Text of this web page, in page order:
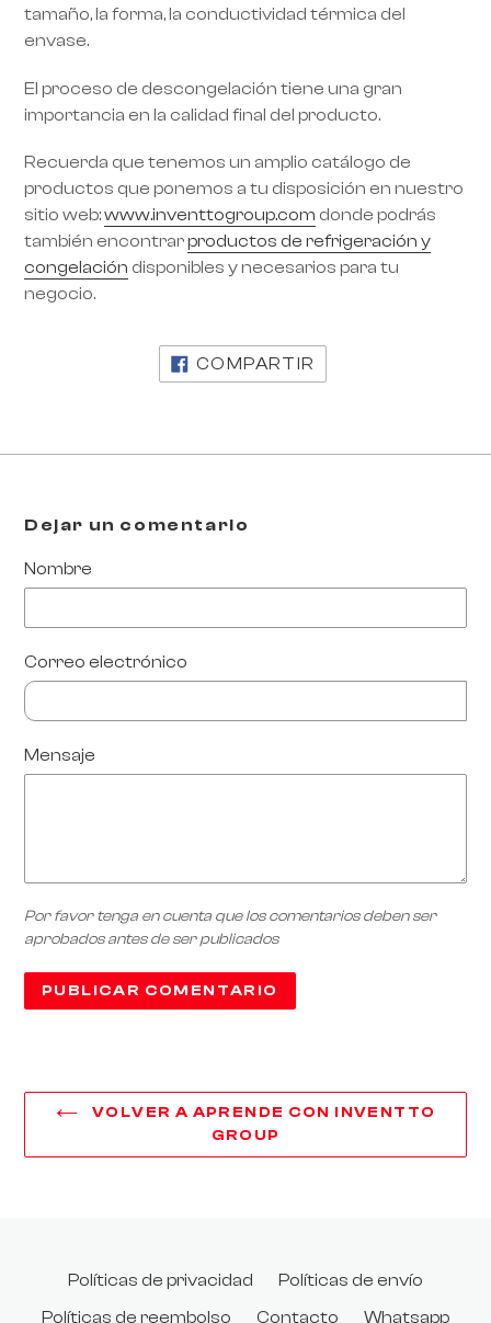
tamaño, la forma, la conductividad térmica del
envase.
El proceso de descongelación tiene una gran
importancia en la calidad final del producto.
Recuerda que tenemos un amplio catálogo de
productos que ponemos a tu disposición en nuestro
sitio web:www.inventtogroup.com donde podrás
también encontrarproductos de refrigeración y
congelación disponibles y necesarios para tu
negocio.
COMPARTIR
EN
Dejar un comentario
Nombre
Correo electrónico
Mensaje
Por favor tenga en cuenta que los comentarios deben ser
aprobados antes de ser publicados
VOLVER A APRENDE CON INVENTTO
GROUP
Políticas de privacidad
Políticas de envío
Políticas de reembolso
Contacto Whatsapp